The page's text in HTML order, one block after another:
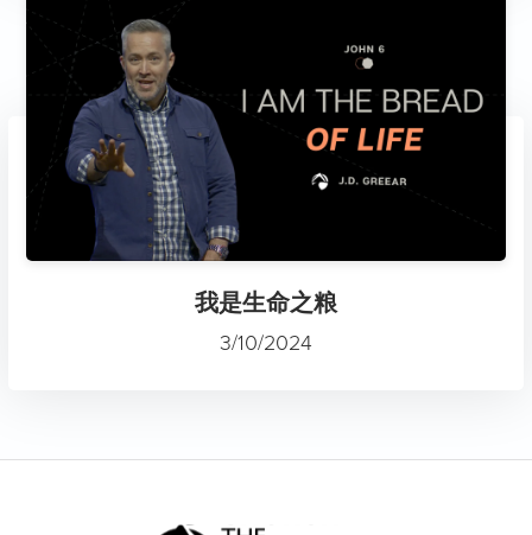
我是生命之粮
3/10/2024